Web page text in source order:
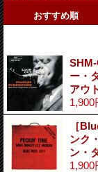
おすすめ順
ー・
アウ
1,900
［
ンク
ン・
1,900